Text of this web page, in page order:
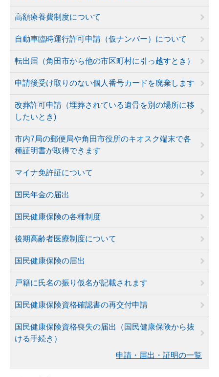
高額療養費制度について
自動車臨時運行許可申請（仮ナンバー）について
転出届（角田市から他の市区町村に引っ越すとき）
申請後受け取りのない個人番号カードを廃棄します
改葬許可申請（埋葬されている遺骨を別の場所に移
したいとき)
市内7局の郵便局や角田市役所のキオスク端末で各
種証明書が取得できます
マイナ免許証について
国民年金の届出
国民健康保険の各種制度
後期高齢者医療制度について
国民健康保険の届出
戸籍に氏名の振り仮名が記載されます
国民健康保険資格確認書の再交付申請
国民健康保険資格喪失の届出（国民健康保険から抜
ける手続き）
申請・届出・証明の一覧